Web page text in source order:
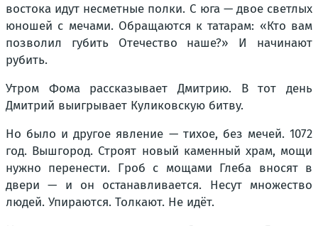
востока идут несметные полки. С юга — двое светлых
юношей с мечами. Обращаются к татарам: «Кто вам
позволил губить Отечество наше?» И начинают
рубить.
Утром Фома рассказывает Дмитрию. В тот день
Дмитрий выигрывает Куликовскую битву.
Но было и другое явление — тихое, без мечей. 1072
год. Вышгород. Строят новый каменный храм, мощи
нужно перенести. Гроб с мощами Глеба вносят в
двери — и он останавливается. Несут множество
людей. Упираются. Толкают. Не идёт.